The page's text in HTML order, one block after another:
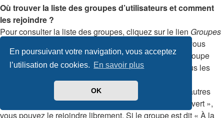
En poursuivant votre navigation, vous acceptez
l’utilisation de cookies. En savoir plus
OK
Où trouver la liste des groupes d’utilisateurs et comment
les rejoindre ?
Pour consulter la liste des groupes, cliquez sur le lien Groupes
depuis votre panneau de l’utilisateur. Si vous
souhaitez rejoindre un des groupes, sélectionnez le groupe
désiré et cliquez sur le bouton approprié. Toutefois, tous les
groupes ne sont pas en libre accès. Certains peuvent
nécessiter une approbation, certains sont fermés et d’autres
peuvent même être masqués. Si le groupe est dit « Ouvert »,
vous pouvez le rejoindre librement. Si le groupe est dit « À la